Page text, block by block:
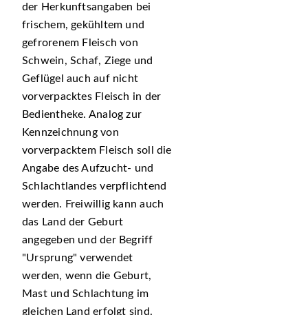
der Herkunftsangaben bei
frischem, gekühltem und
gefrorenem Fleisch von
Schwein, Schaf, Ziege und
Geflügel auch auf nicht
vorverpacktes Fleisch in der
Bedientheke. Analog zur
Kennzeichnung von
vorverpacktem Fleisch soll die
Angabe des Aufzucht- und
Schlachtlandes verpflichtend
werden. Freiwillig kann auch
das Land der Geburt
angegeben und der Begriff
Ursprung
verwendet
werden, wenn die Geburt,
Mast und Schlachtung im
gleichen Land erfolgt sind.